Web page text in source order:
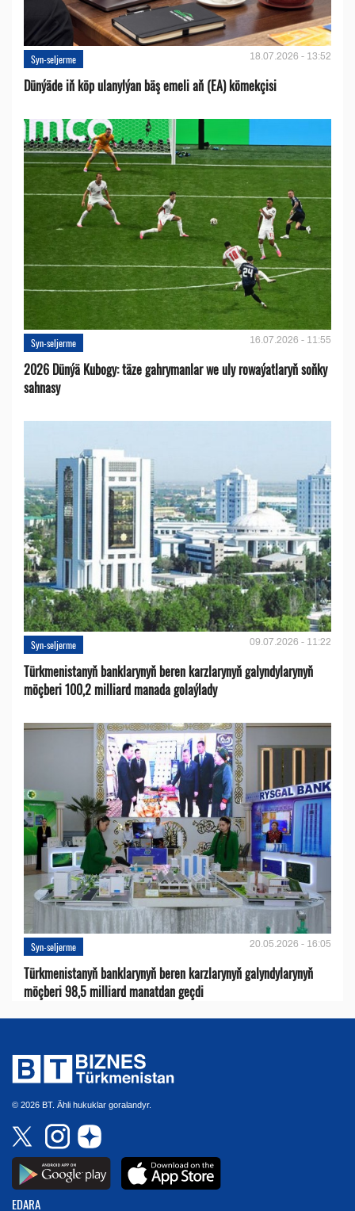
Syn-seljerme 18.07.2026 - 13:52
Dünýäde iň köp ulanylýan bäş emeli aň (EA) kömekçisi
Syn-seljerme 16.07.2026 - 11:55
2026 Dünýä Kubogy: täze gahrymanlar we uly rowaýatlaryň soňky
sahnasy
Syn-seljerme 09.07.2026 - 11:22
Türkmenistanyň banklarynyň beren karzlarynyň galyndylarynyň
möçberi 100,2 milliard manada golaýlady
Syn-seljerme 20.05.2026 - 16:05
Türkmenistanyň banklarynyň beren karzlarynyň galyndylarynyň
möçberi 98,5 milliard manatdan geçdi
© 2026 BT. Ähli hukuklar goralandyr.
EDARA